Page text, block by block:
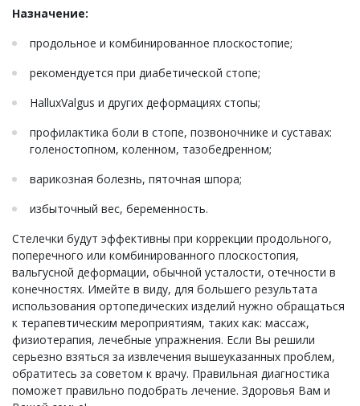
Назначение:
продольное и комбинированное плоскостопие;
рекомендуется при диабетической стопе;
HalluxValgus и других деформациях стопы;
профилактика боли в стопе, позвоночнике и суставах:
голеностопном, коленном, тазобедренном;
варикозная болезнь, пяточная шпора;
избыточный вес, беременность.
Стелечки будут эффективны при коррекции продольного,
поперечного или комбинированного плоскостопия,
вальгусной деформации, обычной усталости, отечности в
конечностях. Имейте в виду, для большего результата
использования ортопедических изделий нужно обращаться
к терапевтическим мероприятиям, таких как: массаж,
физиотерапия, лечебные упражнения. Если Вы решили
серьезно взяться за извлечения вышеуказанных проблем,
обратитесь за советом к врачу. Правильная диагностика
поможет правильно подобрать лечение. Здоровья Вам и